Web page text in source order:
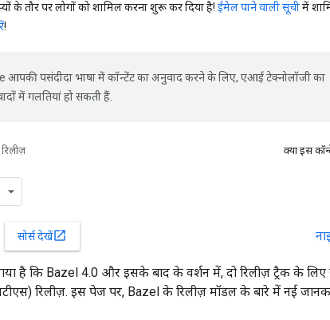
के तौर पर लोगों को शामिल करना शुरू कर दिया है! ईमेल पाने वाली सूचीमें
!
आपकी पसंदीदा भाषा में कॉन्टेंट का अनुवाद करने के लिए, एआई टेक्नोलॉजी का
में गलतियां हो सकती हैं.
रिलीज़ क्या इस
सोर्स देखेंopen_in_new
है कि Bazel 4.0 और इसके बाद के वर्शन में, दो रिलीज़ ट्रैक के लिए
रिलीज़. इस पेज पर, Bazel के रिलीज़ मॉडल के बारे में नई